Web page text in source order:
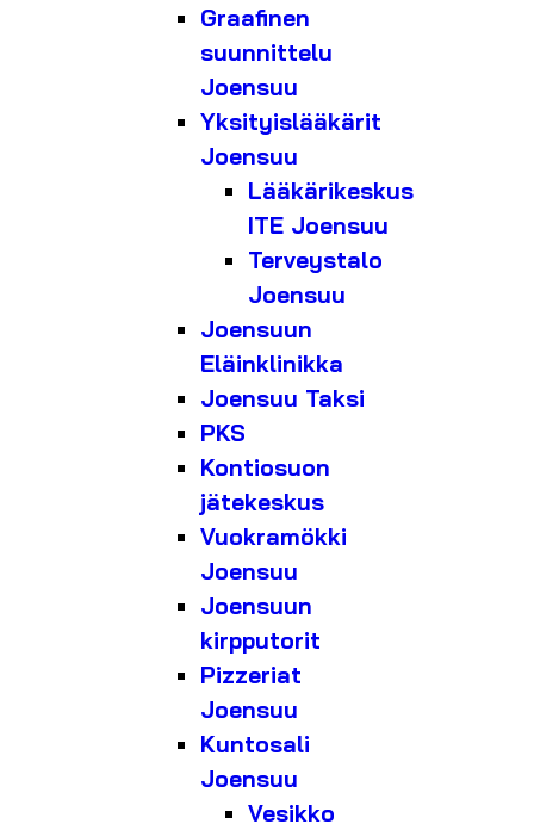
Graafinen
suunnittelu
Joensuu
Yksityislääkärit
Joensuu
Lääkärikeskus
ITE Joensuu
Terveystalo
Joensuu
Joensuun
Eläinklinikka
Joensuu Taksi
PKS
Kontiosuon
jätekeskus
Vuokramökki
Joensuu
Joensuun
kirpputorit
Pizzeriat
Joensuu
Kuntosali
Joensuu
Vesikko